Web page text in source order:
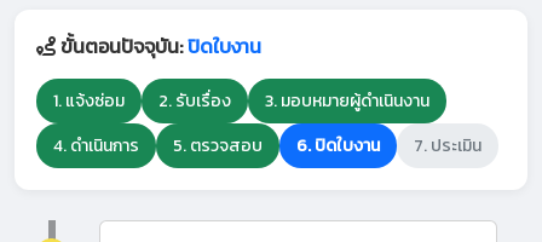
ขั้นตอนปัจจุบัน:ปิดใบงาน
1. แจ้งซ่อม 2. รับเรื่อง
3. มอบหมายผู้ดำเนินงาน
4. ดำเนินการ
5. ตรวจสอบ 6. ปิดใบงาน 7. ประเมิน